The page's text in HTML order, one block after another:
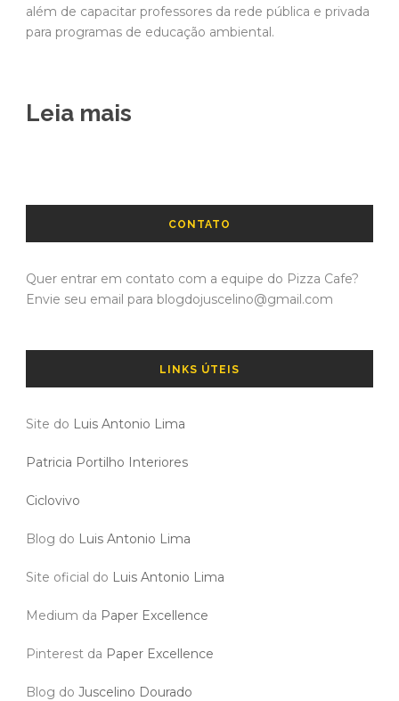
além de capacitar professores da rede pública e privada
para programas de educação ambiental.
Leia mais
CONTATO
Quer entrar em contato com a equipe do Pizza Cafe?
Envie seu email para blogdojuscelino@gmail.com
LINKS ÚTEIS
Site do Luis Antonio Lima
Patricia Portilho Interiores
Ciclovivo
Blog do Luis Antonio Lima
Site oficial do Luis Antonio Lima
Medium da Paper Excellence
Pinterest da Paper Excellence
Blog do Juscelino Dourado